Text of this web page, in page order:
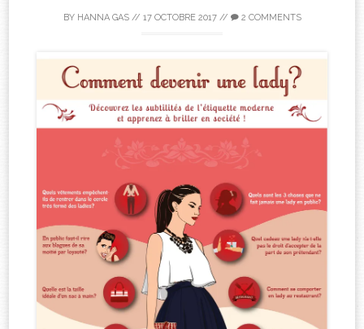
BY HANNA GAS// 17 OCTOBRE 2017// 2 COMMENTS